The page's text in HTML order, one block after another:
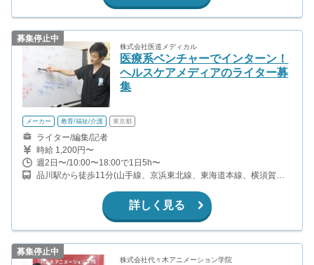
募集停止中
株式会社医道メディカル
医療系ベンチャーでインターン！
ヘルスケアメディアのライター募
集
メーカー 教育/福祉/介護 東京都
ライター/編集/記者
時給 1,200円〜
週2日〜/10:00〜18:00で1日5h〜
品川駅から徒歩11分(山手線、京浜東北線、東海道本線、横須賀線
詳しく見る
募集停止中
株式会社代々木アニメーション学院